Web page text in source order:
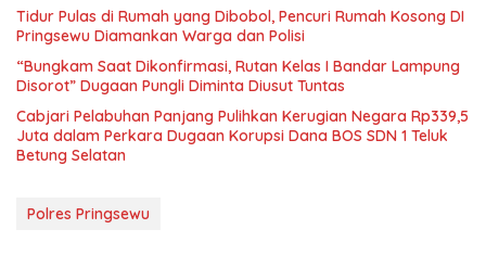
Tidur Pulas di Rumah yang Dibobol, Pencuri Rumah Kosong DI
Pringsewu Diamankan Warga dan Polisi
“Bungkam Saat Dikonfirmasi, Rutan Kelas I Bandar Lampung
Disorot” Dugaan Pungli Diminta Diusut Tuntas
Cabjari Pelabuhan Panjang Pulihkan Kerugian Negara Rp339,5
Juta dalam Perkara Dugaan Korupsi Dana BOS SDN 1 Teluk
Betung Selatan
Polres Pringsewu